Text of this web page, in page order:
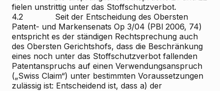
fielen unstrittig unter das Stoffschutzverbot.
4.2 Seit der Entscheidung des Obersten
Patent- und Markensenats Op 3/04 (PBl 2006, 74)
entspricht es der ständigen Rechtsprechung auch
des Obersten Gerichtshofs, dass die Beschränkung
eines noch unter das Stoffschutzverbot fallenden
Patentanspruchs auf einen Verwendungsanspruch
(„Swiss Claim“) unter bestimmten Voraussetzungen
zulässig ist: Entscheidend ist, dass a) der